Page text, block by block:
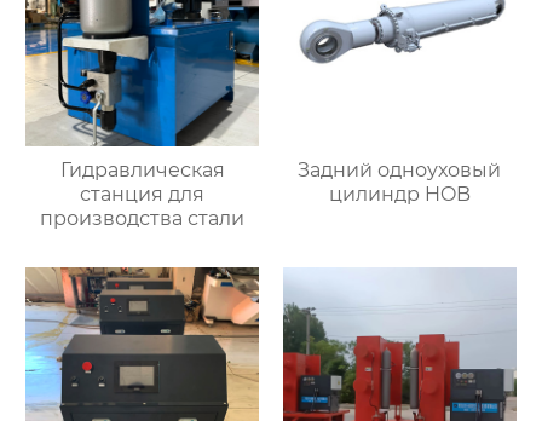
Гидравлическая
станция для
производства стали
Задний одноуховый
цилиндр HOB